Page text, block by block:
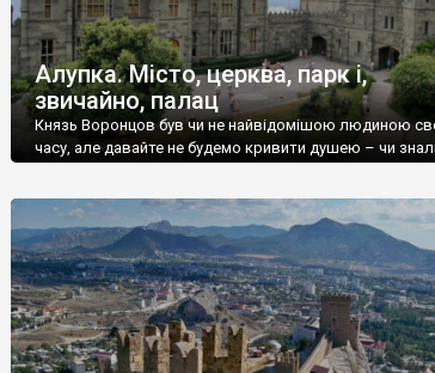
Алупка. Місто, церква, парк і,
звичайно, палац
Князь Воронцов був чи не найвідомішою людиною
часу, але давайте не будемо кривити душею – чи